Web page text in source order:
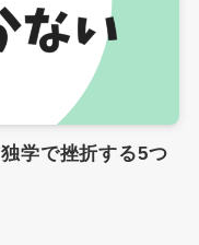
学で挫折する5つ